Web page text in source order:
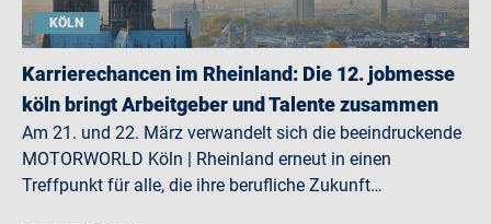
KÖLN
Karrierechancen im Rheinland: Die 12. jobmesse
köln bringt Arbeitgeber und Talente zusammen
Am 21. und 22. März verwandelt sich die beeindruckende
MOTORWORLD Köln | Rheinland erneut in einen
Treffpunkt für alle, die ihre berufliche Zukunft…